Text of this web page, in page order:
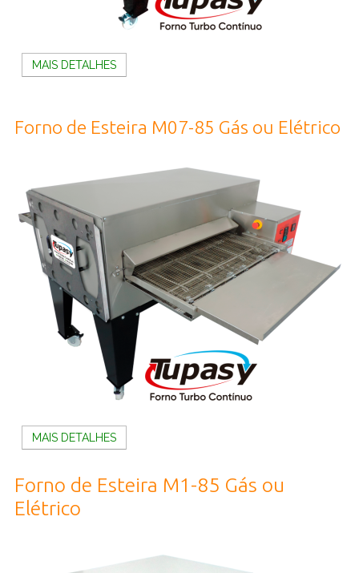
MAIS DETALHES
Forno de Esteira M07-85 Gás ou Elétrico
MAIS DETALHES
Forno de Esteira M1-85 Gás ou
Elétrico